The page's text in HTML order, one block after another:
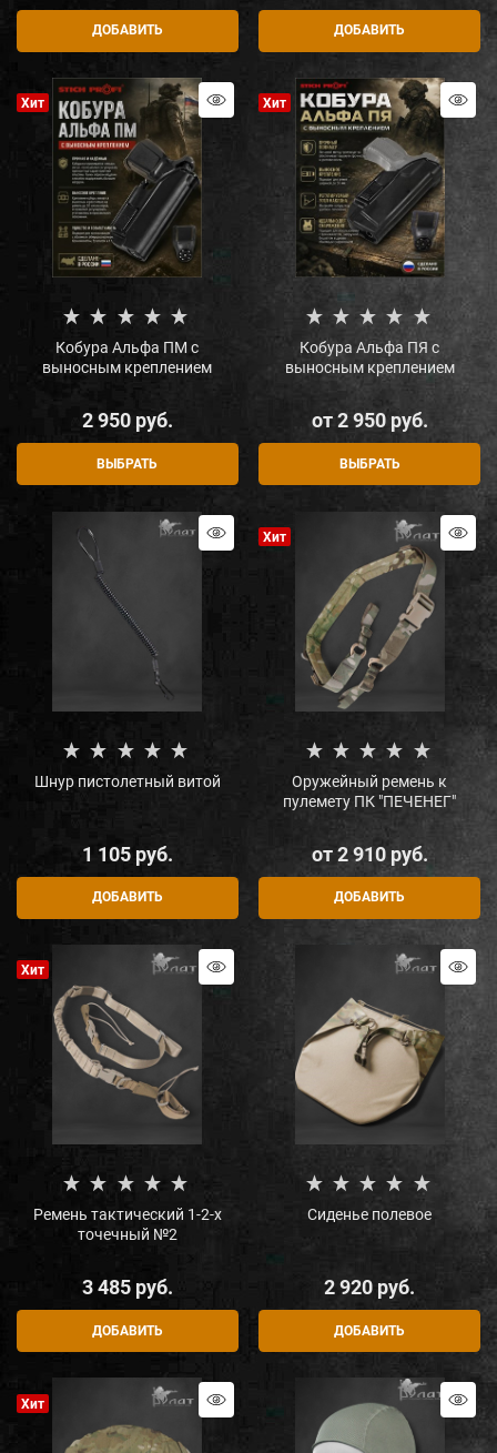
ДОБАВИТЬ ДОБАВИТЬ
Хит
Кобура Альфа ПМ с
выносным креплением
2 950 руб.
ВЫБРАТЬ
Хит
Кобура Альфа ПЯ с
выносным креплением
от2 950 руб.
ВЫБРАТЬ
Шнур пистолетный витой
1 105 руб.
ДОБАВИТЬ
Хит
Оружейный ремень к
пулемету ПК "ПЕЧЕНЕГ"
от2 910 руб.
ДОБАВИТЬ
Хит
Ремень тактический 1-2-х
точечный №2
3 485 руб.
ДОБАВИТЬ
Сиденье полевое
2 920 руб.
ДОБАВИТЬ
Хит